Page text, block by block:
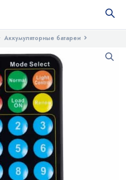
Аккумуляторные батареи